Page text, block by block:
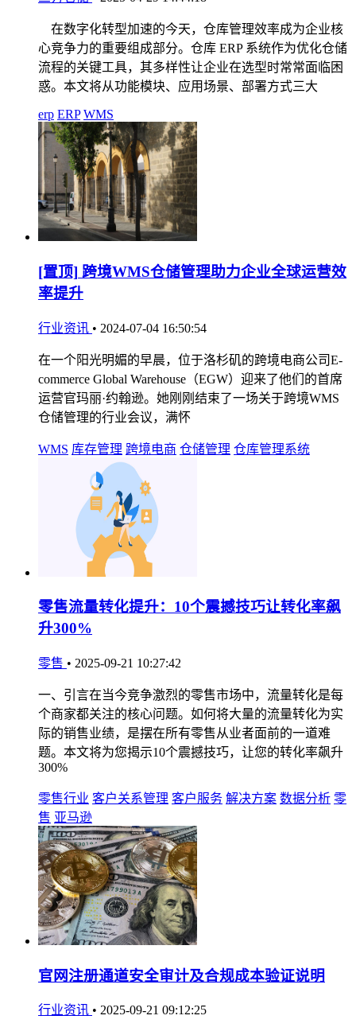
在数字化转型加速的今天，仓库管理效率成为企业核
心竞争力的重要组成部分。仓库 ERP 系统作为优化仓储
流程的关键工具，其多样性让企业在选型时常常面临困
惑。本文将从功能模块、应用场景、部署方式三大
erp ERP WMS
[置顶] 跨境WMS仓储管理助力企业全球运营效
率提升
行业资讯 • 2024-07-04 16:50:54
在一个阳光明媚的早晨，位于洛杉矶的跨境电商公司E-
commerce Global Warehouse（EGW）迎来了他们的首席
运营官玛丽·约翰逊。她刚刚结束了一场关于跨境WMS
仓储管理的行业会议，满怀
WMS 库存管理 跨境电商 仓储管理 仓库管理系统
零售流量转化提升：10个震撼技巧让转化率飙
升300%
零售 • 2025-09-21 10:27:42
一、引言在当今竞争激烈的零售市场中，流量转化是每
个商家都关注的核心问题。如何将大量的流量转化为实
际的销售业绩，是摆在所有零售从业者面前的一道难
题。本文将为您揭示10个震撼技巧，让您的转化率飙升
300%
零售行业 客户关系管理 客户服务 解决方案 数据分析 零
售 亚马逊
官网注册通道安全审计及合规成本验证说明
行业资讯 • 2025-09-21 09:12:25